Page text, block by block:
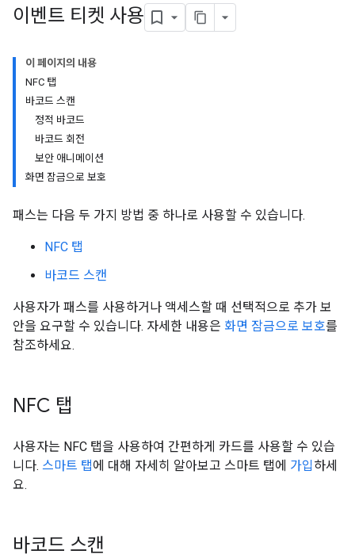
이벤트 티켓 사용
이 페이지의 내용
NFC 탭
바코드 스캔
정적 바코드
바코드 회전
보안 애니메이션
화면 잠금으로 보호
패스는 다음 두 가지 방법 중 하나로 사용할 수 있습니다.
NFC 탭
바코드 스캔
사용자가 패스를 사용하거나 액세스할 때 선택적으로 추가 보
안을 요구할 수 있습니다. 자세한 내용은 화면 잠금으로 보호를
참조하세요.
NFC 탭
사용자는 NFC 탭을 사용하여 간편하게 카드를 사용할 수 있습
니다. 스마트 탭에 대해 자세히 알아보고 스마트 탭에 가입 하세
요.
바코드 스캔